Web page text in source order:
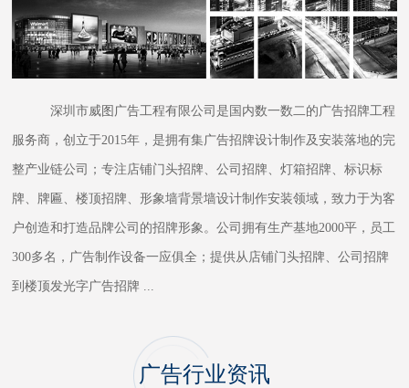
深圳市威图广告工程有限公司是国内数一数二的广告招牌工程
服务商，创立于2015年，是拥有集广告招牌设计制作及安装落地的完
整产业链公司；专注店铺门头招牌、公司招牌、灯箱招牌、标识标
牌、牌匾、楼顶招牌、形象墙背景墙设计制作安装领域，致力于为客
户创造和打造品牌公司的招牌形象。公司拥有生产基地2000平，员工
300多名，广告制作设备一应俱全；提供从店铺门头招牌、公司招牌
到楼顶发光字广告招牌
广告行业资讯